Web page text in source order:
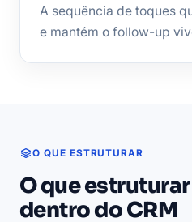
A sequência de toques
e mantém o follow-up
O QUE ESTRUTURAR
O que
dentro do CRM